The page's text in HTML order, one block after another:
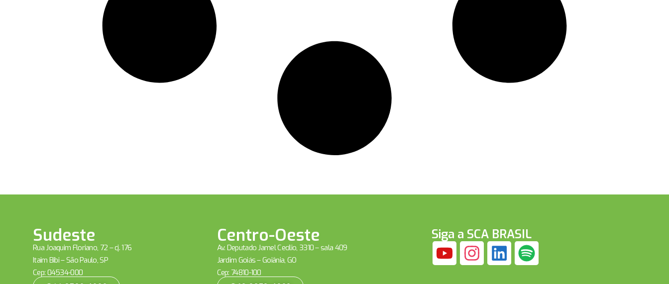
Sudeste
Rua Joaquim Floriano, 72 – cj. 176
Itaim Bibi – São Paulo, SP
Cep: 04534-000
Centro-Oeste
Av. Deputado Jamel Cecílio, 3310 – sala 409
Jardim Goiás – Goiânia, GO
Cep: 74810-100
Siga a SCA BRASIL